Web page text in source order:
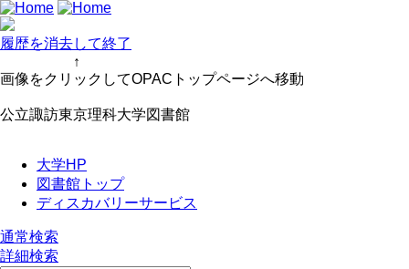
履歴を消去して終了
↑
画像をクリックしてOPACトップページへ移動
公立諏訪東京理科大学図書館
大学HP
図書館トップ
ディスカバリーサービス
通常検索
詳細検索